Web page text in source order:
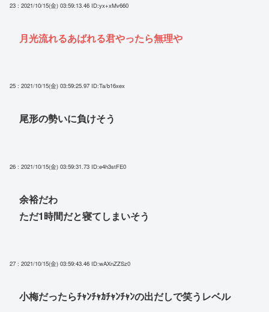
23 : 2021/10/15(金) 03:59:13.46 ID:yx+xMv660
月光流れるあばれる君やったら無理や
25 : 2021/10/15(金) 03:59:25.97 ID:Ta/b16xex
尾形の勢いに負けそう
26 : 2021/10/15(金) 03:59:31.73 ID:e4h3stFE0
余裕だわ
ただ1時間だと寝てしまいそう
27 : 2021/10/15(金) 03:59:43.46 ID:wAXnZZSz0
小梅だったらﾁｬﾝﾁｬｶﾁｬﾝﾁｬﾝの出だしで笑うレベル